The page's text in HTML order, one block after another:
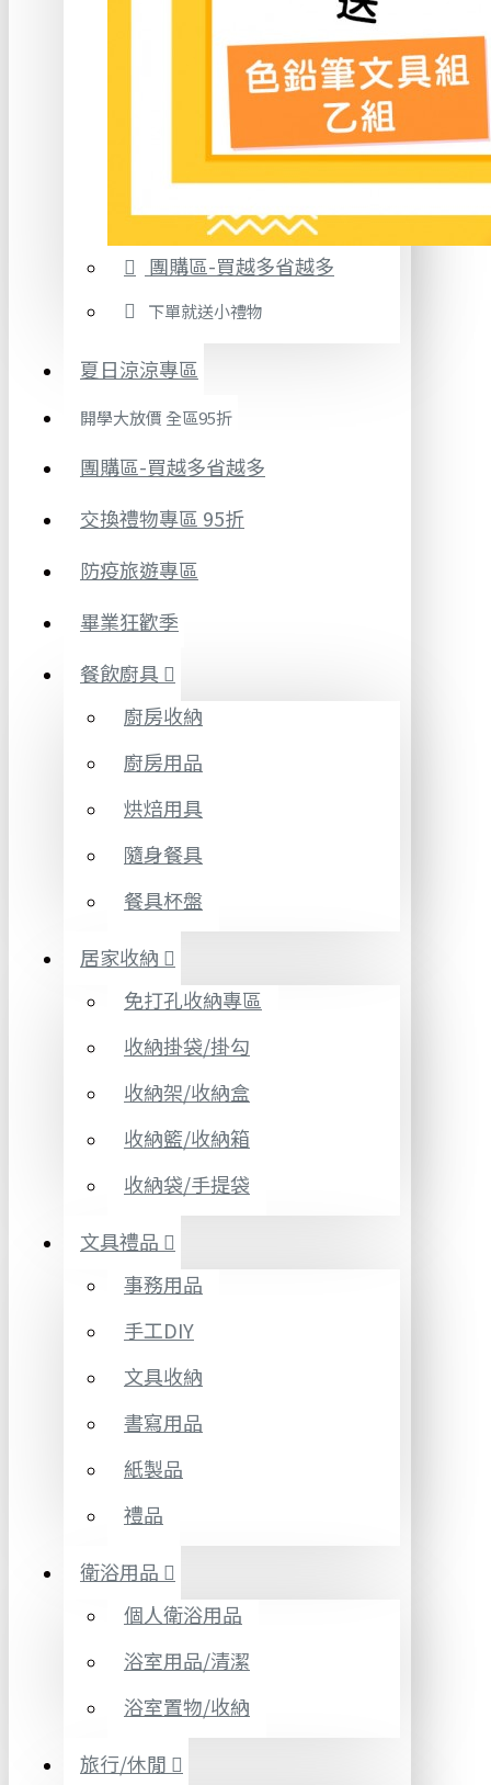
團購區-買越多省越多
下單就送小禮物
夏日涼涼專區
開學大放價 全區95折
團購區-買越多省越多
交換禮物專區 95折
防疫旅遊專區
畢業狂歡季
餐飲廚具
廚房收納
廚房用品
烘焙用具
隨身餐具
餐具杯盤
居家收納
免打孔收納專區
收納掛袋/掛勾
收納架/收納盒
收納籃/收納箱
收納袋/手提袋
文具禮品
事務用品
手工DIY
文具收納
書寫用品
紙製品
禮品
衛浴用品
個人衛浴用品
浴室用品/清潔
浴室置物/收納
旅行/休閒